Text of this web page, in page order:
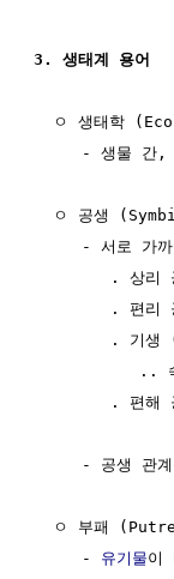
3. 생태계 용어
ㅇ 생태학
- 생물 간,
ㅇ 공생
- 서로 가까
. 상리
. 편리
. 기생
..
. 편해
- 공생 관
ㅇ 부패
     -
유기물이